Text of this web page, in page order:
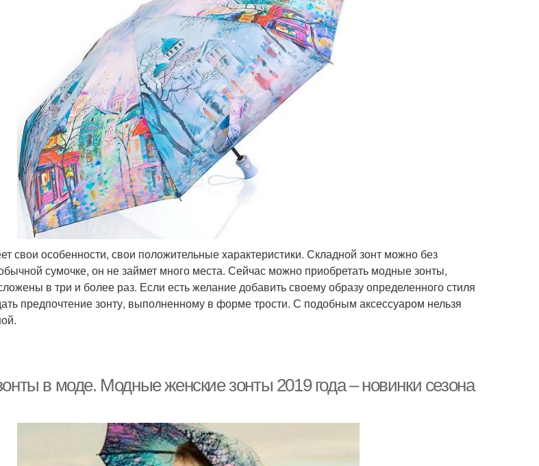
свои особенности, свои положительные характеристики. Складной зонт можно без
сумочке, он не займет много места. Сейчас можно приобретать модные зонты,
в три и более раз. Если есть желание добавить своему образу определенного стиля
предпочтение зонту, выполненному в форме трости. С подобным аксессуаром нельзя
в моде. Модные женские зонты 2019 года – новинки сезона